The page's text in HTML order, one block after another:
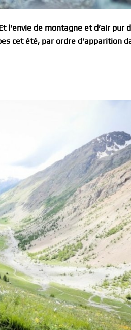
l’envie de montagne et d’air pur
cet été, par ordre d’apparition